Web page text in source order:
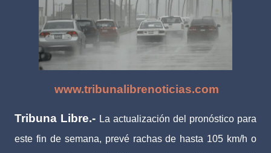
www.tribunalibrenoticias.com
Tribuna Libre.- La actualización del pronóstico para
este fin de semana, prevé rachas de hasta 105 km/h o